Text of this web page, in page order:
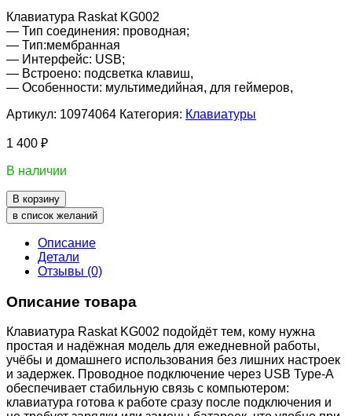
Клавиатура Raskat KG002
— Тип соединения: проводная;
— Тип:мембранная
— Интерфейс: USB;
— Встроено: подсветка клавиш,
— Особенности: мультимедийная, для геймеров,
Артикул: 10974064 Категория: Клавиатуры
1 400 ₽
В наличии
В корзину
в список желаний
Описание
Детали
Отзывы (0)
Описание товара
Клавиатура Raskat KG002 подойдёт тем, кому нужна
простая и надёжная модель для ежедневной работы,
учёбы и домашнего использования без лишних настроек
и задержек. Проводное подключение через USB Type-A
обеспечивает стабильную связь с компьютером:
клавиатура готова к работе сразу после подключения и